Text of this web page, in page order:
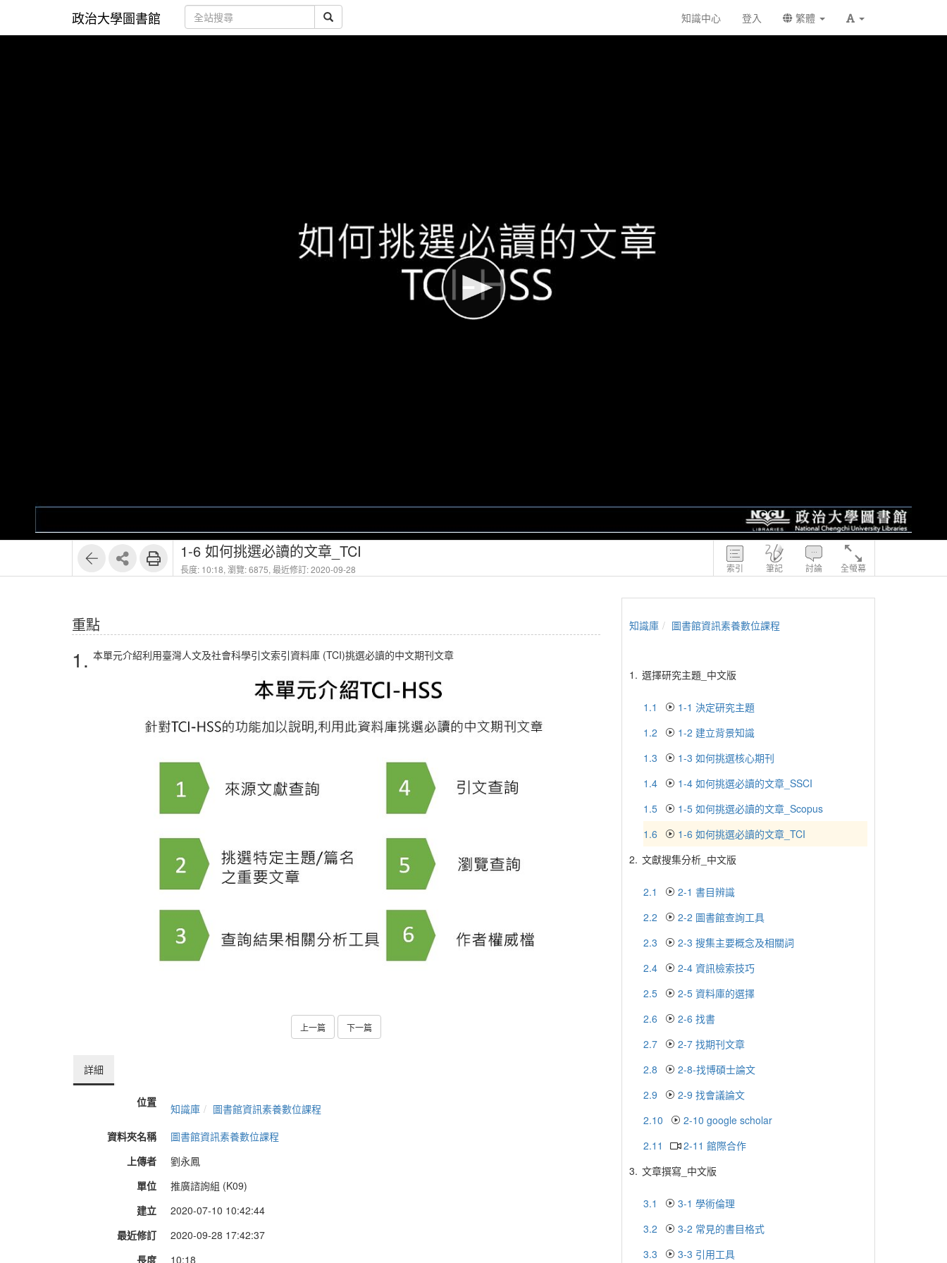
政治大學圖書館 知識中心 登入 繁體
索引 筆記 討論 全螢幕
1-6 如何挑選必讀的文章_TCI
長度: 10:18, 瀏覽: 6875, 最近修訂: 2020-09-28
重點
1. 本單元介紹利用臺灣人文及社會科學引文索引資料庫 (TCI)挑選必讀的中文期刊文章
上一篇 下一篇
詳細
位置 知識庫
圖書館資訊素養數位課程
資料夾名稱
圖書館資訊素養數位課程
上傳者
劉永鳳
單位
推廣諮詢組 (K09)
建立
2020-07-10 10:42:44
最近修訂
2020-09-28 17:42:37
長度
10:18
知識庫 圖書館資訊素養數位課程
1. 選擇研究主題_中文版
1.1
1-1 決定研究主題
1.2
1-2 建立背景知識
1.3
1-3 如何挑選核心期刊
1.4
1-4 如何挑選必讀的文章_SSCI
1.5
1-5 如何挑選必讀的文章_Scopus
1.6
1-6 如何挑選必讀的文章_TCI
2. 文獻搜集分析_中文版
2.1
2-1 書目辨識
2.2
2-2 圖書館查詢工具
2.3
2-3 搜集主要概念及相關詞
2.4
2-4 資訊檢索技巧
2.5
2-5 資料庫的選擇
2.6
2-6 找書
2.7
2-7 找期刊文章
2.8
2-8-找博碩士論文
2.9
2-9 找會議論文
2.10
2-10 google scholar
2.11
2-11 館際合作
3. 文章撰寫_中文版
3.1
3-1 學術倫理
3.2
3-2 常見的書目格式
3.3
3-3 引用工具